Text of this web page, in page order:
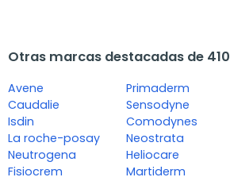
Otras marcas destacadas de 410
Avene
Caudalie
Isdin
La roche-posay
Neutrogena
Fisiocrem
Primaderm
Sensodyne
Comodynes
Neostrata
Heliocare
Martiderm